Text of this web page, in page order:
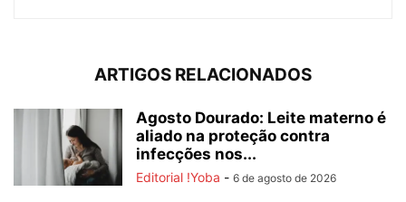
ARTIGOS RELACIONADOS
Agosto Dourado: Leite materno é
aliado na proteção contra
infecções nos...
Editorial !Yoba - 6 de agosto de 2026